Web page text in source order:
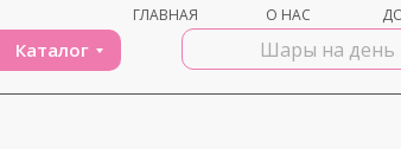
О НАС
ГЛАВНАЯ
Каталог